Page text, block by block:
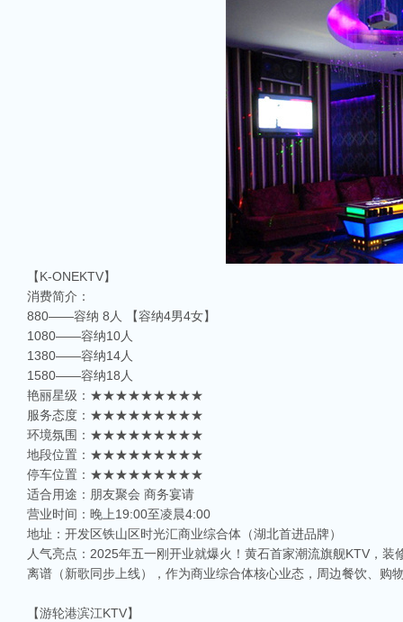
【K-ONEKTV】
消费简介：
880——容纳 8人 【容纳4男4女】
1080——容纳10人
1380——容纳14人
1580——容纳18人
艳丽星级：★★★★★★★★★
服务态度：★★★★★★★★★
环境氛围：★★★★★★★★★
地段位置：★★★★★★★★★
停车位置：★★★★★★★★★
适合用途：朋友聚会 商务宴请
营业时间：晚上19:00至凌晨4:00
地址：开发区铁山区时光汇商业综合体（湖北首进品牌）
人气亮点：2025年五一刚开业就爆火！黄石首家潮流旗舰KTV，
离谱（新歌同步上线），作为商业综合体核心业态，周边餐饮、购
【游轮港滨江KTV】